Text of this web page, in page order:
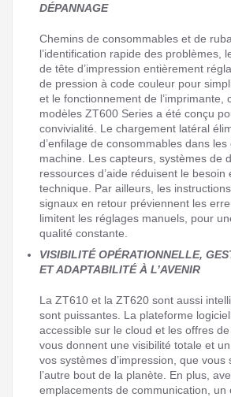
DÉPANNAGE
Chemins de consommables et de
l’identification rapide des problèmes,
de tête d’impression entièrement
de pression à code couleur pour
et le fonctionnement de l’imprimante,
modèles ZT600 Series a été conçu
convivialité. Le chargement latéral
d’enfilage de consommables dans les
machine. Les capteurs, systèmes de
ressources d’aide réduisent le besoin
technique. Par ailleurs, les
signaux en retour préviennent les
limitent les réglages manuels, pour
qualité constante.
VISIBILITÉ OPÉRATIONNELLE,
ET ADAPTABILITÉ À L’AVENIR
La ZT610 et la ZT620 sont aussi
sont puissantes. La plateforme
accessible sur le cloud et les offres
vous donnent une visibilité totale et
vos systèmes d’impression, que vous
l’autre bout de la planète. En plus,
emplacements de communication, un